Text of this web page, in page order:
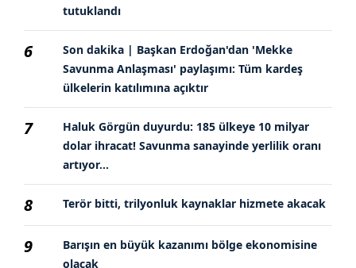
tutuklandı
6
Son dakika | Başkan Erdoğan'dan 'Mekke
Savunma Anlaşması' paylaşımı: Tüm kardeş
ülkelerin katılımına açıktır
7
Haluk Görgün duyurdu: 185 ülkeye 10 milyar
dolar ihracat! Savunma sanayinde yerlilik oranı
artıyor...
8 Terör bitti, trilyonluk kaynaklar hizmete akacak
9
Barışın en büyük kazanımı bölge ekonomisine
olacak